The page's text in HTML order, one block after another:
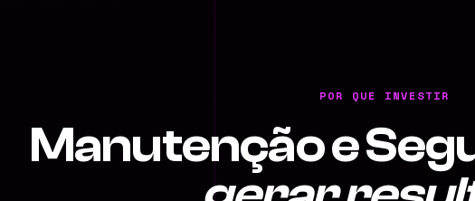
POR QUE INVESTIR
Manutenção e